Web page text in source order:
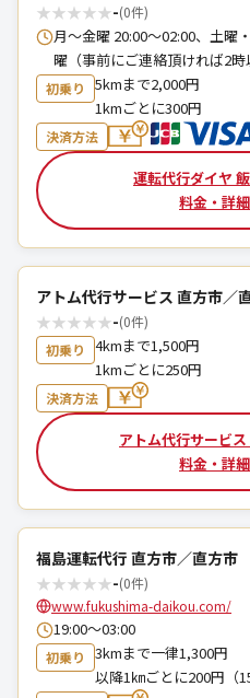
★★★★★-(0件)
月～金曜 20:00～02:00、土
曜（事前にご連絡頂ければ2
初乗り
5kmまで2,000円
1kmごとに300円
決済方法
運転代行ダイヤ
料金・詳
アトム代行サービス 直方市／
★★★★★-(0件)
初乗り
4kmまで1,500円
1kmごとに250円
決済方法
アトム代行サービ
料金・詳
福島運転代行 直方市／直方市
★★★★★-(0件)
www.fukushima-daikou.com/
19:00〜03:00
初乗り
3kmまで一律1,300円
以降1㎞ごとに200円（